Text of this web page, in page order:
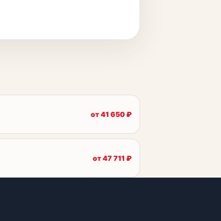
от41 650₽
от47 711 ₽